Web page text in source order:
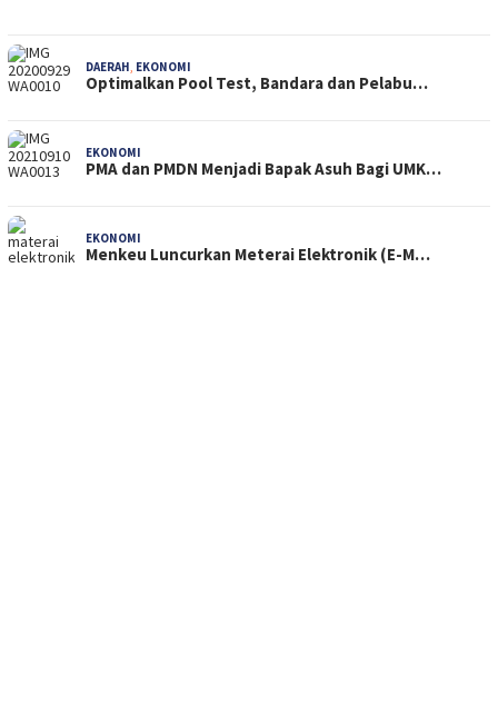
DAERAH EKONOMI
Optimalkan Pool Test, Bandara dan Pelabu…
EKONOMI
PMA dan PMDN Menjadi Bapak Asuh Bagi UMK…
EKONOMI
Menkeu Luncurkan Meterai Elektronik (E-M…